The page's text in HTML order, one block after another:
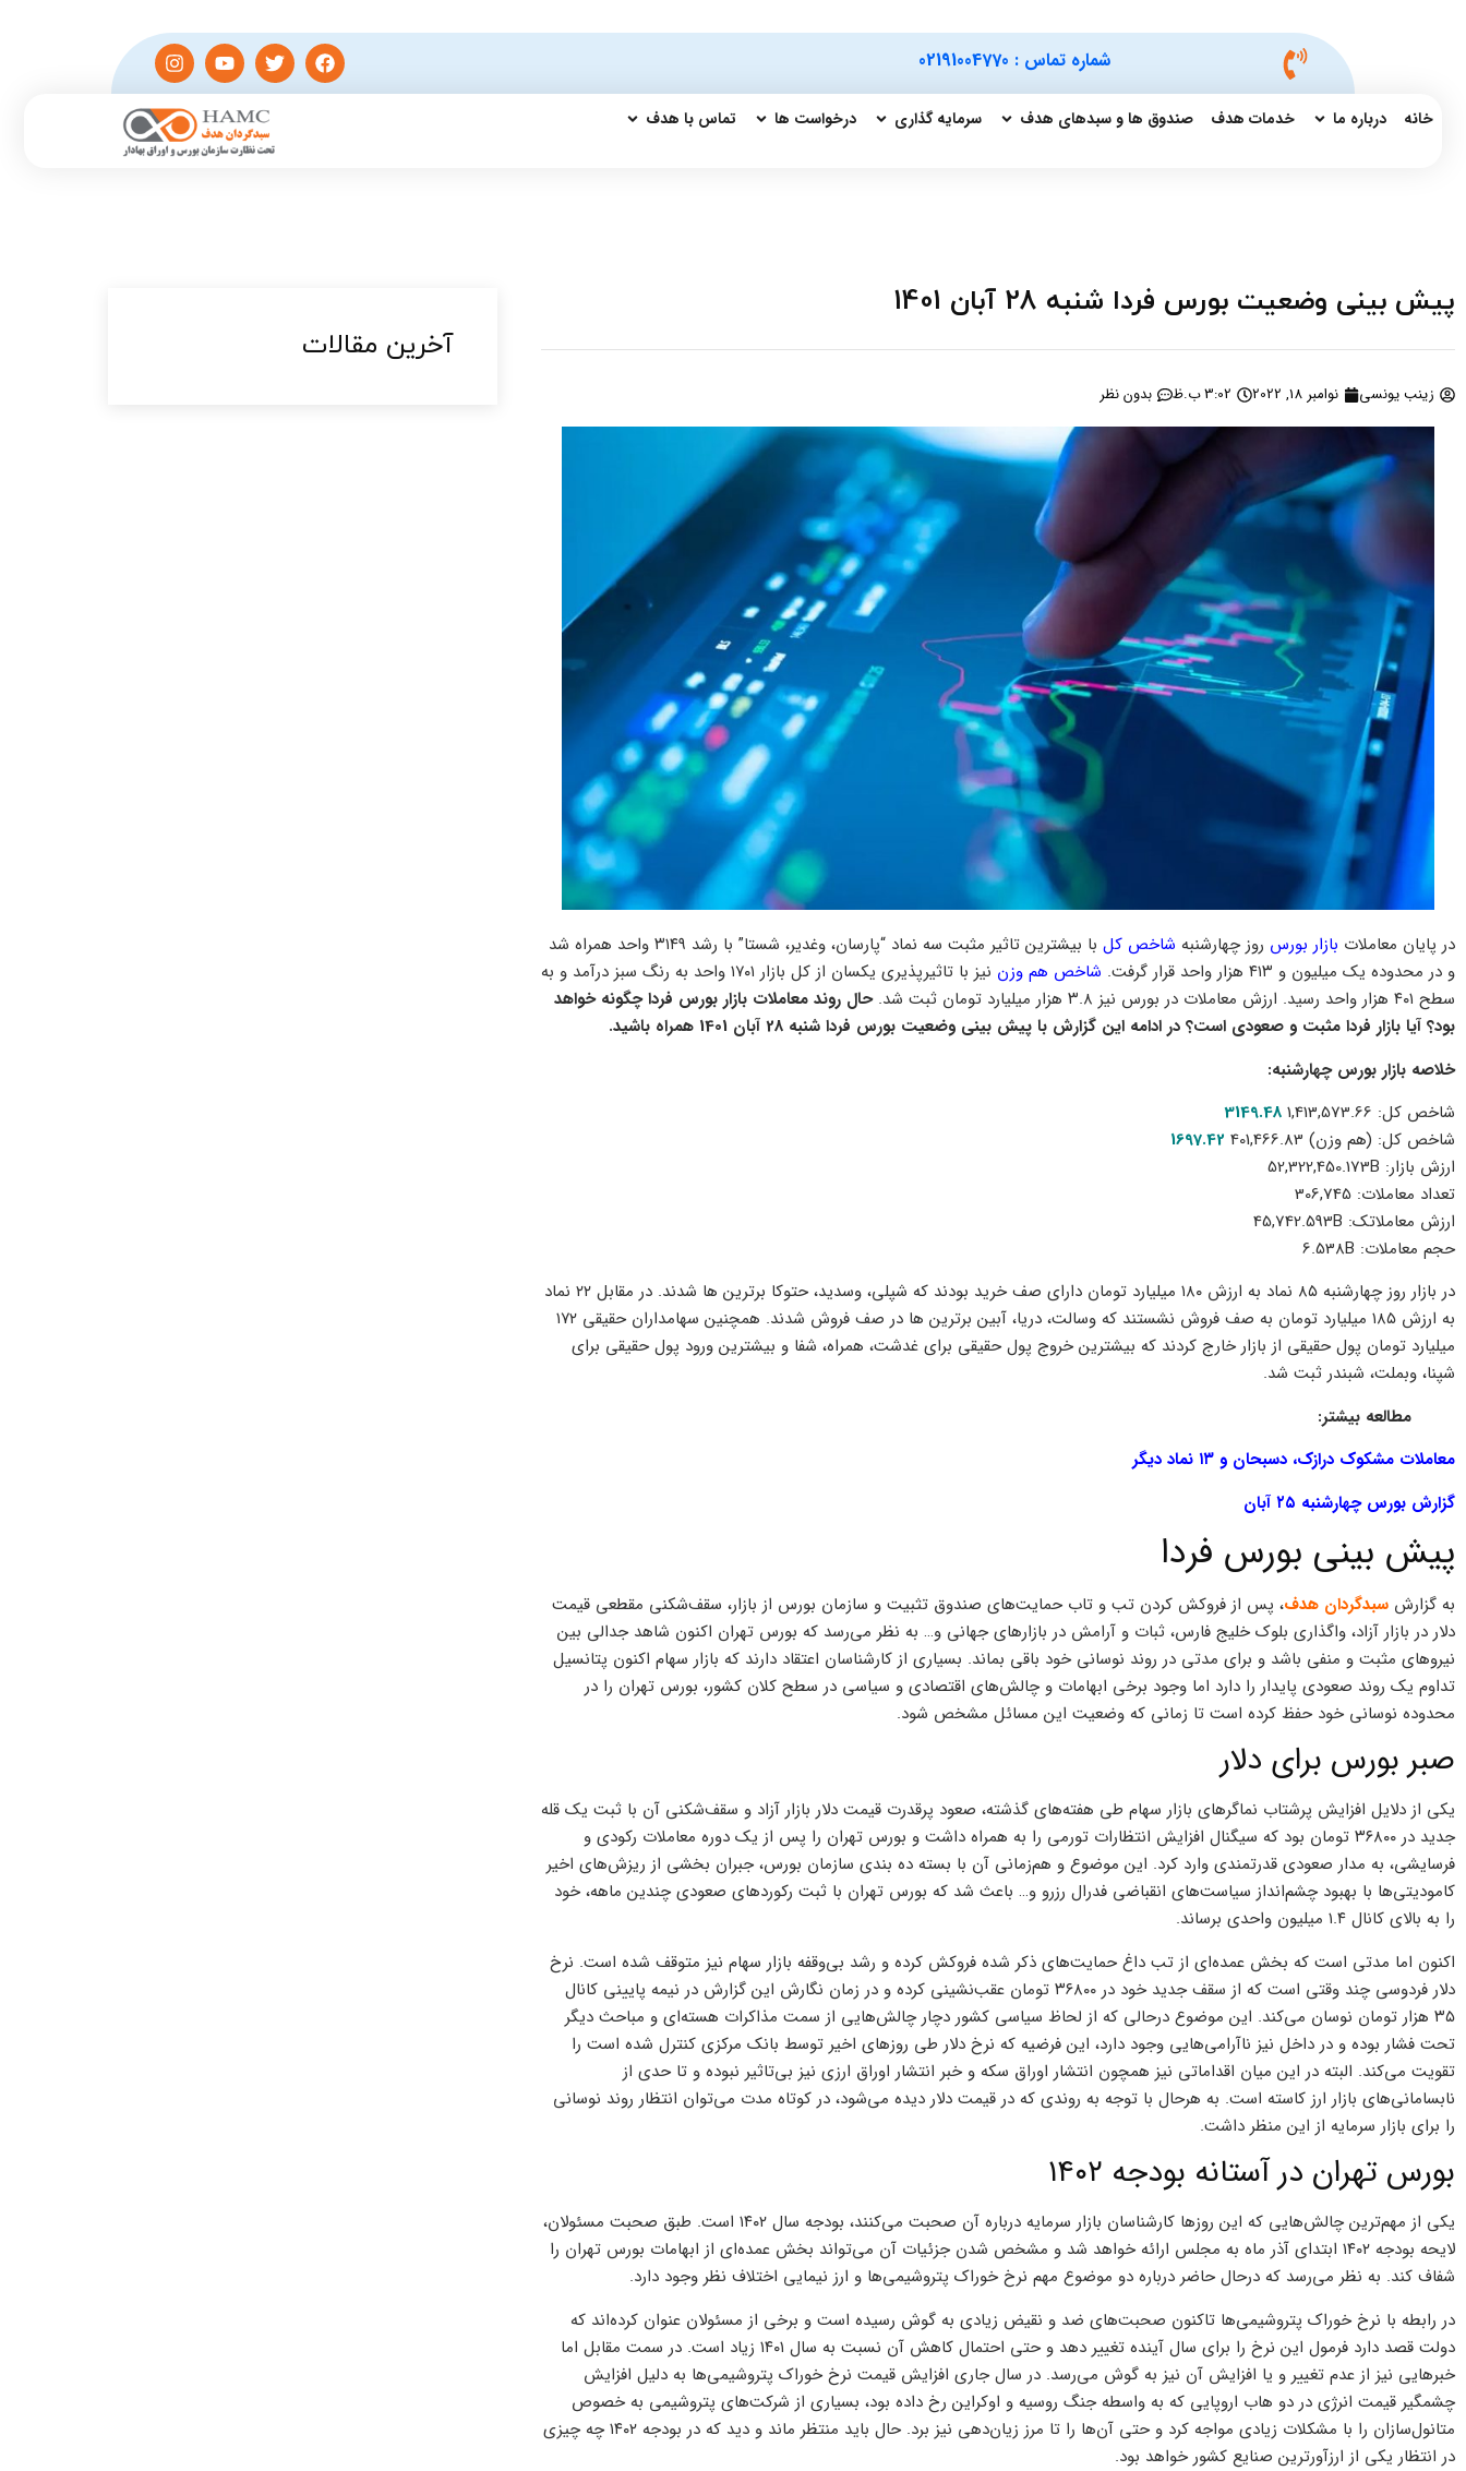
شماره تماس : 02191004770
خانه درباره ما خدمات هدف صندوق ها و سبدهای هدف سرمایه گذاری درخواست ها تماس با هدف
پیش بینی وضعیت بورس فردا شنبه 28 آبان 1401
زینب یونسی نوامبر 18, 2022 3:02 ب.ظ بدون نظر
در پایان معاملات بازار بورس روز چهارشنبه شاخص کل
با بیشترین تاثیر مثبت سه نماد “پارسان، وغدیر، شستا” با رشد ۳۱۴۹ واحد همراه شد
و در محدوده یک میلیون و ۴۱۳ هزار واحد قرار گرفت.
شاخص هم وزن
نیز با تاثیرپذیری یکسان از کل بازار ۱۷۰۱ واحد به رنگ سبز درآمد و به
سطح ۴۰۱ هزار واحد رسید. ارزش معاملات در بورس نیز ۳.۸ هزار میلیارد تومان ثبت شد.
حال روند معاملات بازار بورس فردا چگونه خواهد
بود؟ آیا بازار فردا مثبت و صعودی است؟ در ادامه این گزارش با پیش بینی وضعیت بورس فردا شنبه 28 آبان 1401 همراه باشید.
خلاصه بازار بورس چهارشنبه:
شاخص کل: 1,413,573.66
3149.48
شاخص كل: (هم وزن) 401,466.83
1697.42
ارزش بازار: 52,322,450.173B
تعداد معاملات: 306,745
ارزش معاملاتک: 45,742.593B
حجم معاملات: 6.538B
در بازار روز چهارشنبه ۸۵ نماد به ارزش ۱۸۰ میلیارد تومان دارای صف خرید بودند که شپلی، وسدید، حتوکا برترین ها شدند. در مقابل ۲۲ نماد
به ارزش ۱۸۵ میلیارد تومان به صف فروش نشستند که وسالت، دریا، آبین برترین ها در صف فروش شدند. همچنین سهامداران حقیقی ۱۷۲
میلیارد تومان پول حقیقی از بازار خارج کردند که بیشترین خروج پول حقیقی برای غدشت، همراه، شفا و بیشترین ورود پول حقیقی برای
شپنا، وبملت، شبندر ثبت شد.
مطالعه بیشتر:
معاملات مشکوک درازک، دسبحان و ۱۳ نماد دیگر
گزارش بورس چهارشنبه ۲۵ آبان
پیش بینی بورس فردا
به گزارش سبدگردان هدف، پس از فروکش کردن تب و تاب حمایت‌های صندوق تثبیت و سازمان بورس از بازار، سقف‌شکنی مقطعی قیمت
دلار در بازار آزاد، واگذاری بلوک خلیج فارس، ثبات و آرامش در بازارهای جهانی و… به نظر می‌رسد که بورس تهران اکنون شاهد جدالی بین
نیروهای مثبت و منفی باشد و برای مدتی در روند نوسانی خود باقی بماند. بسیاری از کارشناسان اعتقاد دارند که بازار سهام اکنون پتانسیل
تداوم یک روند صعودی پایدار را دارد اما وجود برخی ابهامات و چالش‌های اقتصادی و سیاسی در سطح کلان کشور، بورس تهران را در
محدوده نوسانی خود حفظ کرده است تا زمانی که وضعیت این مسائل مشخص شود.
صبر بورس برای دلار
یکی از دلایل افزایش پرشتاب نماگرهای بازار سهام طی هفته‌های گذشته، صعود پرقدرت قیمت دلار بازار آزاد و سقف‌شکنی آن با ثبت یک قله
جدید در ۳۶۸۰۰ تومان بود که سیگنال افزایش انتظارات تورمی را به همراه داشت و بورس تهران را پس از یک دوره معاملات رکودی و
فرسایشی، به مدار صعودی قدرتمندی وارد کرد. این موضوع و هم‌زمانی آن با بسته ده بندی سازمان بورس، جبران بخشی از ریزش‌های اخیر
کامودیتی‌ها با بهبود چشم‌انداز سیاست‌های انقباضی فدرال رزرو و… باعث شد که بورس تهران با ثبت رکوردهای صعودی چندین ماهه، خود
را به بالای کانال ۱.۴ میلیون واحدی برساند.
اکنون اما مدتی است که بخش عمده‌ای از تب داغ حمایت‌های ذکر شده فروکش کرده و رشد بی‌وقفه بازار سهام نیز متوقف شده است. نرخ
دلار فردوسی چند وقتی است که از سقف جدید خود در ۳۶۸۰۰ تومان عقب‌نشینی کرده و در زمان نگارش این گزارش در نیمه پایینی کانال
۳۵ هزار تومان نوسان می‌کند. این موضوع درحالی که از لحاظ سیاسی کشور دچار چالش‌هایی از سمت مذاکرات هسته‌ای و مباحث دیگر
تحت فشار بوده و در داخل نیز ناآرامی‌هایی وجود دارد، این فرضیه که نرخ دلار طی روزهای اخیر توسط بانک مرکزی کنترل شده است را
تقویت می‌کند. البته در این میان اقداماتی نیز همچون انتشار اوراق سکه و خبر انتشار اوراق ارزی نیز بی‌تاثیر نبوده و تا حدی از
نابسامانی‌های بازار ارز کاسته است. به هرحال با توجه به روندی که در قیمت دلار دیده می‌شود، در کوتاه مدت می‌توان انتظار روند نوسانی
را برای بازار سرمایه از این منظر داشت.
بورس تهران در آستانه بودجه ۱۴۰۲
یکی از مهم‌ترین چالش‌هایی که این روزها کارشناسان بازار سرمایه درباره آن صحبت می‌کنند، بودجه سال ۱۴۰۲ است. طبق صحبت مسئولان،
لایحه بودجه ۱۴۰۲ ابتدای آذر ماه به مجلس ارائه خواهد شد و مشخص شدن جزئیات آن می‌تواند بخش عمده‌ای از ابهامات بورس تهران را
شفاف کند. به نظر می‌رسد که درحال حاضر درباره دو موضوع مهم نرخ خوراک پتروشیمی‌ها و ارز نیمایی اختلاف نظر وجود دارد.
در رابطه با نرخ خوراک پتروشیمی‌ها تاکنون صحبت‌های ضد و نقیض زیادی به گوش رسیده است و برخی از مسئولان عنوان کرده‌اند که
دولت قصد دارد فرمول این نرخ را برای سال آینده تغییر دهد و حتی احتمال کاهش آن نسبت به سال ۱۴۰۱ زیاد است. در سمت مقابل اما
خبرهایی نیز از عدم تغییر و یا افزایش آن نیز به گوش می‌رسد. در سال جاری افزایش قیمت نرخ خوراک پتروشیمی‌ها به دلیل افزایش
چشمگیر قیمت انرژی در دو هاب اروپایی که به واسطه جنگ روسیه و اوکراین رخ داده بود، بسیاری از شرکت‌های پتروشیمی به خصوص
متانول‌سازان را با مشکلات زیادی مواجه کرد و حتی آن‌ها را تا مرز زیان‌دهی نیز برد. حال باید منتظر ماند و دید که در بودجه ۱۴۰۲ چه چیزی
در انتظار یکی از ارزآورترین صنایع کشور خواهد بود.
آخرین مقالات​